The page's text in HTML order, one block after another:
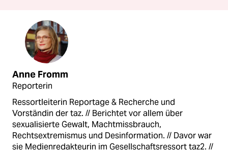
Anne Fromm
Reporterin
Ressortleiterin Reportage & Recherche und
Vorständin der taz. // Berichtet vor allem über
sexualisierte Gewalt, Machtmissbrauch,
Rechtsextremismus und Desinformation. // Davor war
sie Medienredakteurin im Gesellschaftsressort taz2. //